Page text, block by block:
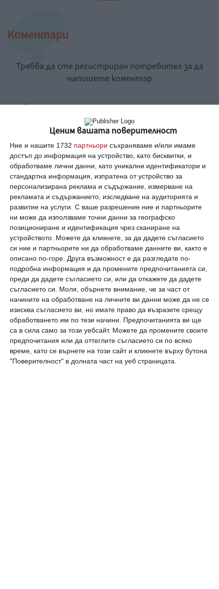
Ценим вашата поверителност
Ние и нашите 1732 партньори съхраняваме и/или имаме
достъп до информация на устройство, като бисквитки, и
обработваме лични данни, като уникални идентификатори и
стандартна информация, изпратена от устройство за
персонализирана реклама и съдържание, измерване на
рекламата и съдържанието, изследване на аудиторията и
развитие на услуги. С ваше разрешение ние и партньорите
ни може да използваме точни данни за географско
позициониране и идентификация чрез сканиране на
устройството. Можете да кликнете, за да дадете съгласието
си ние и партньорите ни да обработваме данните ви, както е
описано по-горе. Друга възможност е да разгледате по-
подробна информация и да промените предпочитанията си,
преди да дадете съгласието си, или да откажете да дадете
съгласието си. Моля, обърнете внимание, че за част от
начините на обработване на личните ви данни може да не се
изисква съгласието ви, но имате право да възразите срещу
обработването им по тези начини. Предпочитанията ви ще
са в сила само за този уебсайт. Можете да промените своите
предпочитания или да оттеглите съгласието си по всяко
време, като се върнете на този сайт и кликнете върху бутона
"Поверителност" в долната част на уеб страницата.
Коментари
Трябва да сте регистриран потребител за да
напишете коментар
Виж всички коментари
Най нови
Здраве
15 съвета за по-здравословен начин
на живот
06 август 2026 г.
Здраве
Как да предпазим детето от
прегряване
06 август 2026 г.
Калкулатори